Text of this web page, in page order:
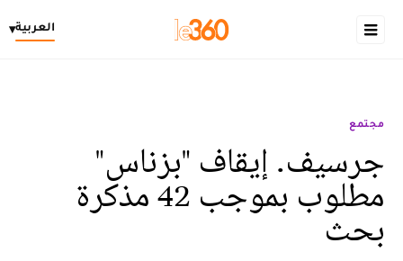
العربية▾
مجتمع
جرسيف. إيقاف "بزناس"
مطلوب بموجب 42 مذكرة
بحث